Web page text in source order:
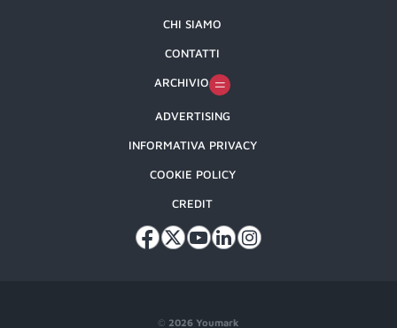
© 2026 Youmark
CHI SIAMO
CONTATTI
ARCHIVIO
ADVERTISING
INFORMATIVA PRIVACY
COOKIE POLICY
CREDIT